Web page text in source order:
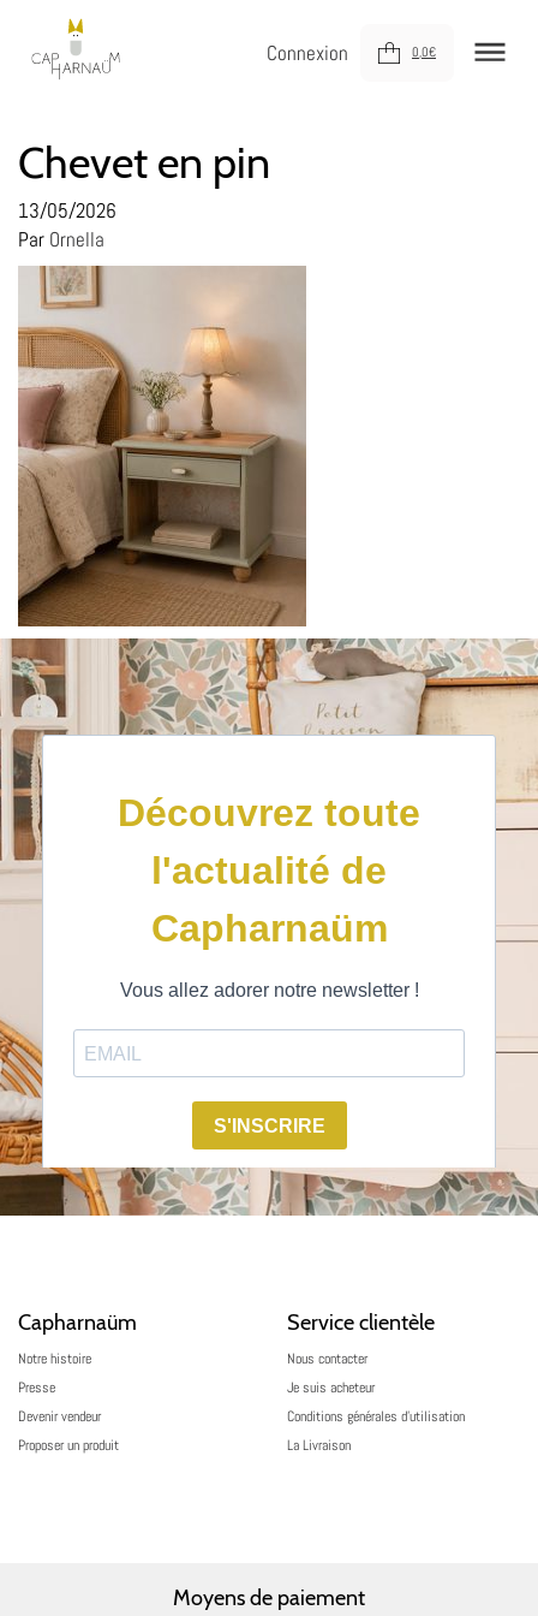
Connexion 0,0€
NOUVEAUTÉS
DÉCORER
JOUER
DERNIÈRE CHANCE !
À VOTRE SERVICE
À PROPOS
Chevet en pin
13/05/2026
Par Ornella
Capharnaüm
Notre histoire
Presse
Devenir vendeur
Proposer un produit
Service clientèle
Nous contacter
Je suis acheteur
Conditions générales d’utilisation
La Livraison
Moyens de paiement